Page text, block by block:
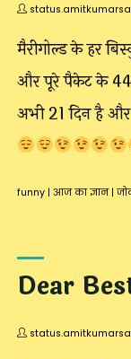
मैरीगोल्ड के हर
और पूरे पैकेट के
अभी 21 दिन है और
funny | आज का ज्ञान |
Dear